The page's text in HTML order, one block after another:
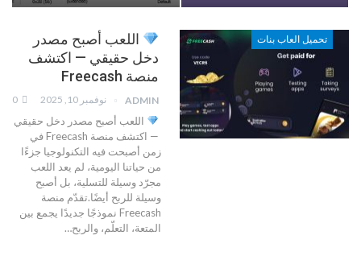
تحميل العاب بنات
اللعب أصبح مصدر
دخل حقيقي — اكتشف
منصة Freecash
ADMIN نوفمبر 10, 2025
اللعب أصبح مصدر دخل حقيقي
— اكتشف منصة Freecash
في
زمن أصبحت فيه التكنولوجيا جزءًا
من حياتنا اليومية، لم يعد اللعب
مجرّد وسيلة للتسلية، بل أصبح
وسيلة للربح أيضًا.تقدّم منصة
Freecash نموذجًا جديدًا يجمع بين
المتعة، التعلّم، والربح…